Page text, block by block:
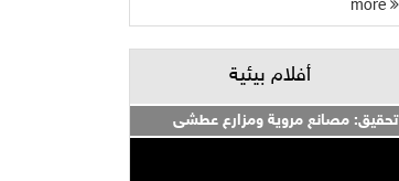
أفلام بيئية
تحقيق: مصانع مروية ومزارع عطشى